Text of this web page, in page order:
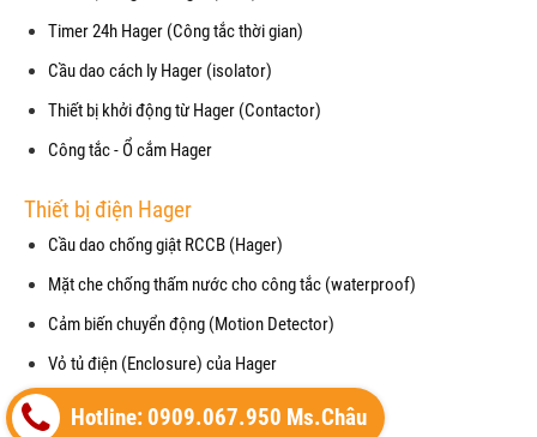
Timer 24h Hager (Công tắc thời gian)
Cầu dao cách ly Hager (isolator)
Thiết bị khởi động từ Hager (Contactor)
Công tắc - Ổ cắm Hager
Thiết bị điện Hager
Cầu dao chống giật RCCB (Hager)
Mặt che chống thấm nước cho công tắc (waterproof)
Cảm biến chuyển động (Motion Detector)
Vỏ tủ điện (Enclosure) của Hager
Thiết bị cắt lọc sét (SPM) của Hager
Hotline: 0909.067.950 Ms.Châu